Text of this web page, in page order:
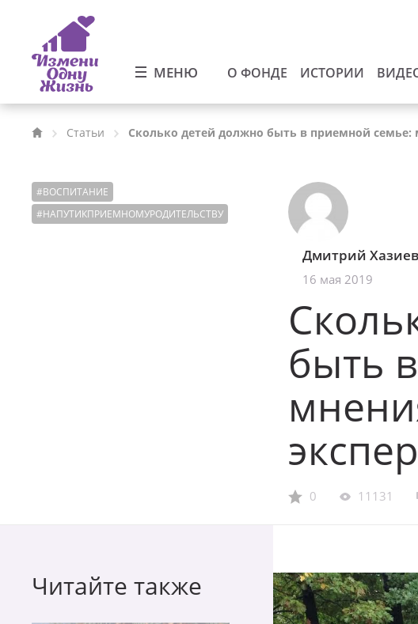
МЕНЮ О ФОНДЕ ИСТОРИИ
Статьи Сколько детей должно быть в приемной семье:
#ВОСПИТАНИЕ
#НАПУТИКПРИЕМНОМУРОДИТЕЛЬСТВУ
Дмитрий Хазиев
16 мая 2019
быть
0 11131
Читайте также